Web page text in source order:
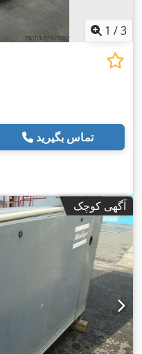
1 /3
تماس بگیرید
آگهی کوچک